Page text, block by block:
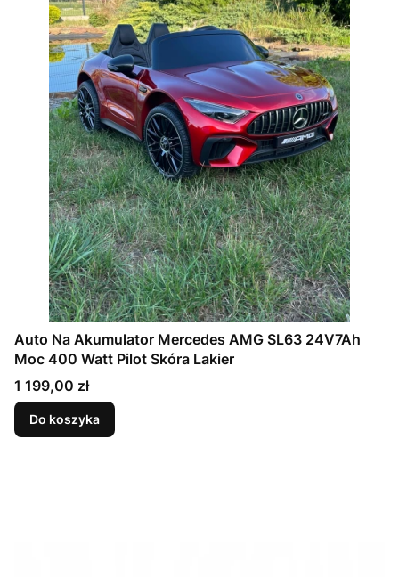
Auto Na Akumulator Mercedes AMG SL63 24V7Ah
Moc 400 Watt Pilot Skóra Lakier
Cena
1 199,00 zł
Do koszyka